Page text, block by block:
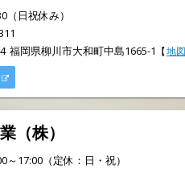
（日祝休み）
福岡県柳川市大和町中島1665-1 【地図
（株）
～17:00（定休：日・祝）